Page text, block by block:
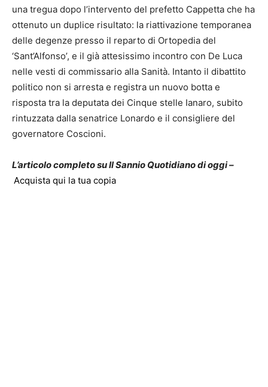
una tregua dopo l’intervento del prefetto Cappetta che ha
ottenuto un duplice risultato: la riattivazione temporanea
delle degenze presso il reparto di Ortopedia del
‘Sant’Alfonso’, e il già attesissimo incontro con De Luca
nelle vesti di commissario alla Sanità. Intanto il dibattito
politico non si arresta e registra un nuovo botta e
risposta tra la deputata dei Cinque stelle Ianaro, subito
rintuzzata dalla senatrice Lonardo e il consigliere del
governatore Coscioni.
L’articolo completo su Il Sannio Quotidiano di oggi –
Acquista qui la tua copia